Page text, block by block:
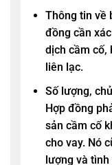
Thông tin về
đồng cần
dịch cầm cố,
liên lạc.
Số lượng,
Hợp đồng
sản cầm cố
cho vay. Nó
lượng và